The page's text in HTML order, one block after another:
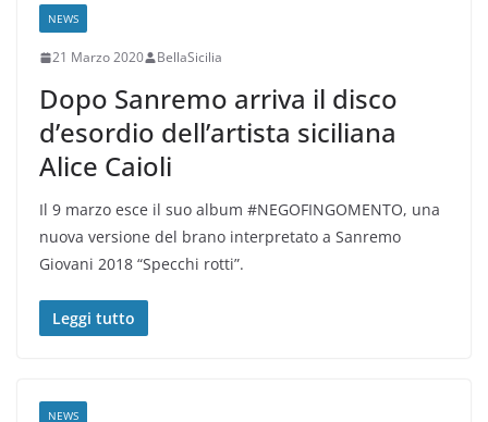
NEWS
21 Marzo 2020 BellaSicilia
Dopo Sanremo arriva il disco
d’esordio dell’artista siciliana
Alice Caioli
Il 9 marzo esce il suo album #NEGOFINGOMENTO, una
nuova versione del brano interpretato a Sanremo
Giovani 2018 “Specchi rotti”.
Leggi tutto
NEWS